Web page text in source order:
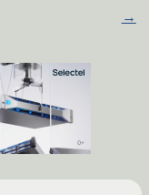
→